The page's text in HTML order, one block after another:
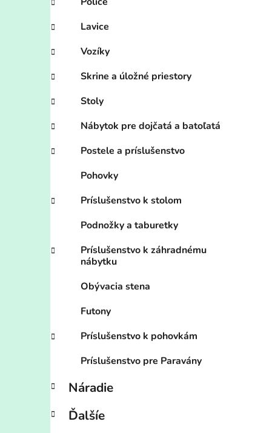
Lavice
Vozíky
Skrine a úložné priestory
Stoly
Nábytok pre dojčatá a batoľatá
Postele a príslušenstvo
Pohovky
Príslušenstvo k stolom
Podnožky a taburetky
Príslušenstvo k záhradnému
nábytku
Obývacia stena
Futony
Príslušenstvo k pohovkám
Príslušenstvo pre Paravány
Náradie
Ďalšíe